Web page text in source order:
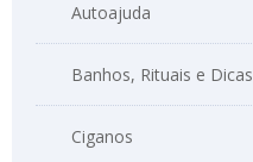
Autoajuda
Banhos, Rituais e Dicas
Ciganos